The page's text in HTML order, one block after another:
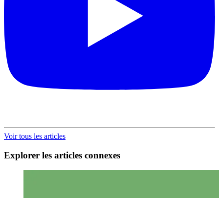
Voir tous les articles
Explorer les articles connexes